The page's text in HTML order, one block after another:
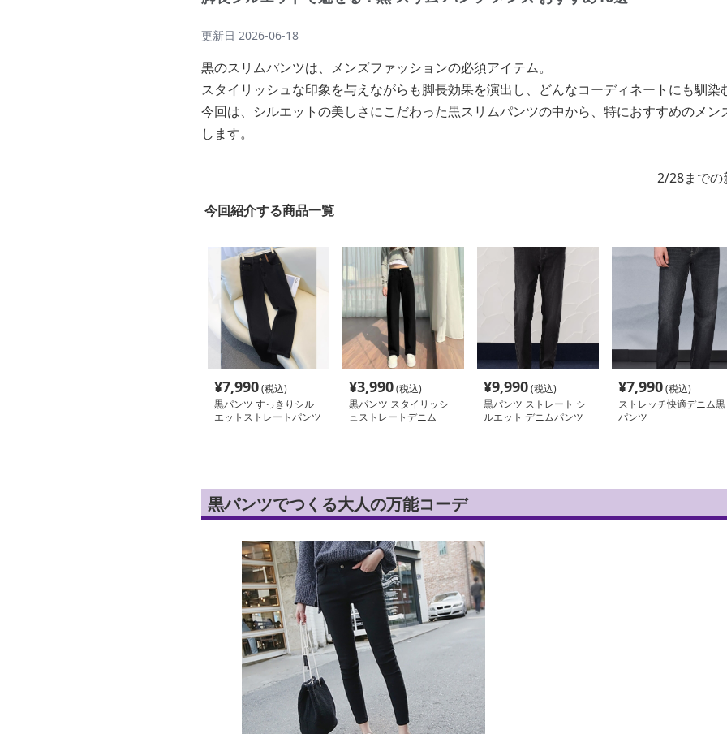
更新日 2026-06-18
黒のスリムパンツは、メンズファッションの必須アイテム。
スタイリッシュな印象を与えながらも脚長効果を演出し、どんなコーディネートにも馴染
今回は、シルエットの美しさにこだわった黒スリムパンツの中から、特におすすめのメン
します。
2/28までの
今回紹介する商品一覧
¥7,990(税込)
黒パンツ すっきりシル
エットストレートパンツ
¥3,990(税込)
黒パンツ スタイリッシ
ュストレートデニム
¥9,990(税込)
黒パンツ ストレート シ
ルエット デニムパンツ
¥7,990(税込)
ストレッチ快適デニム黒
パンツ
黒パンツでつくる大人の万能コーデ